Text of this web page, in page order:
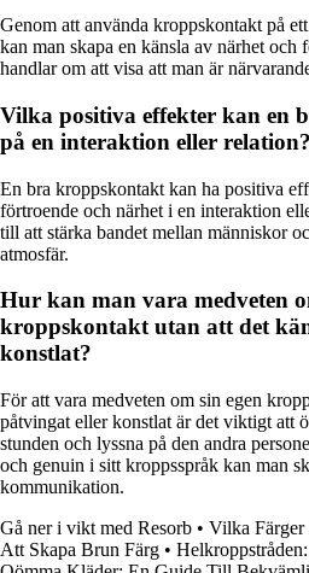
Genom att använda kroppskontakt på
kan man skapa en känsla av närhet
handlar om att visa att man är
Vilka positiva effekter kan en
på en interaktion eller relation?
En bra kroppskontakt kan ha positiva
förtroende och närhet i en interaktion
till att stärka bandet mellan människor
atmosfär.
Hur kan man vara medveten
kroppskontakt utan att det
konstlat?
För att vara medveten om sin egen
påtvingat eller konstlat är det viktigt att
stunden och lyssna på den andra
och genuin i sitt kroppsspråk kan man
kommunikation.
Gå ner i vikt med Resorb • Vilka
Att Skapa Brun Färg •